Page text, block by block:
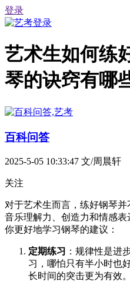
登录
艺术生如何练
琴的诀窍有哪
百科问答
2025-5-05 10:33:47 文/周晨轩
关注
对于艺术生而言，练好钢琴
音乐理解力、创造力和情感
你更好地学习钢琴的建议：
定期练习 ：规律性是进
习，哪怕只有半小时也
长时间的突击更为有效。